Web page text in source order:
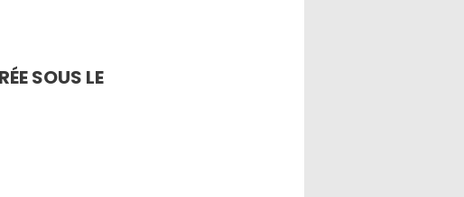
SOUS LE